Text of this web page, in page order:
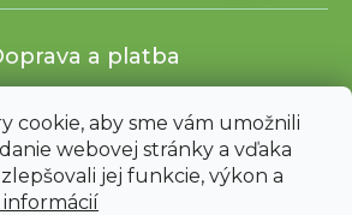
cookie, aby sme vám umožnili
webovej stránky a vďaka
jej funkcie, výkon a
informácií
a platba